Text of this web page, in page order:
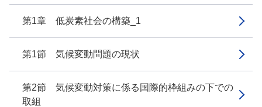
第1章 低炭素社会の構築_1
第1節 気候変動問題の現状
第2節 気候変動対策に係る国際的枠組みの下での
取組